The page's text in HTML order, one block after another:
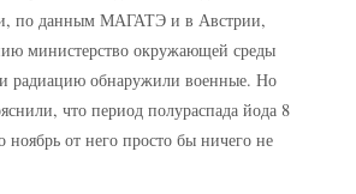
по данным МАГАТЭ и в Австрии,
министерство окружающей среды
радиацию обнаружили военные. Но
что период полураспада йода 8
ноябрь от него просто бы ничего не